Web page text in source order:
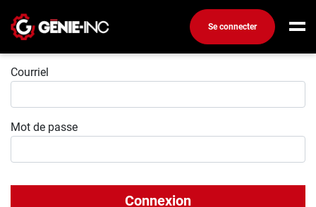
Se connecter
Connexion
Emplois
Connexion
Courriel
Mot de passe
Connexion